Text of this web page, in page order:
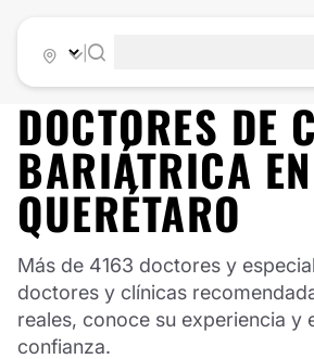
DOCTORES DE
BARIÁTRICA EN
QUERÉTARO
Más de 4163 doctores y
doctores y clínicas
reales, conoce su experiencia y
confianza.